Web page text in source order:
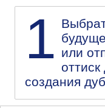
1 или
оттиск
создания